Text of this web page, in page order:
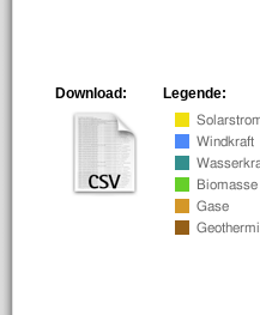
Legende:
Download: